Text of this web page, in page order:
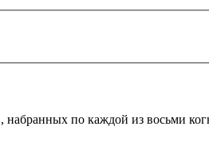
набранных по каждой из восьми